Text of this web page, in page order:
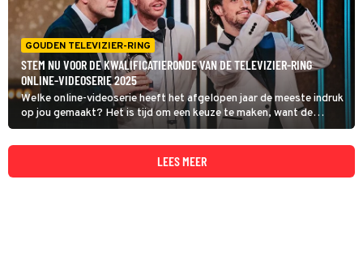
GOUDEN TELEVIZIER-RING
STEM NU VOOR DE KWALIFICATIERONDE VAN DE TELEVIZIER-RING
ONLINE-VIDEOSERIE 2025
Welke online-videoserie heeft het afgelopen jaar de meeste indruk
op jou gemaakt? Het is tijd om een keuze te maken, want de
kwalificatieronde voor de Televizier-Ring Online-videoserie is
begonnen!
LEES MEER